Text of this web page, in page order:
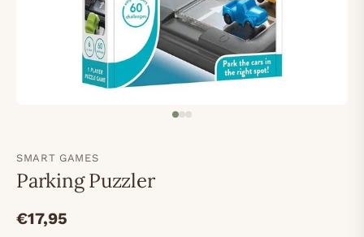
SMART GAMES
Parking Puzzler
€17,95